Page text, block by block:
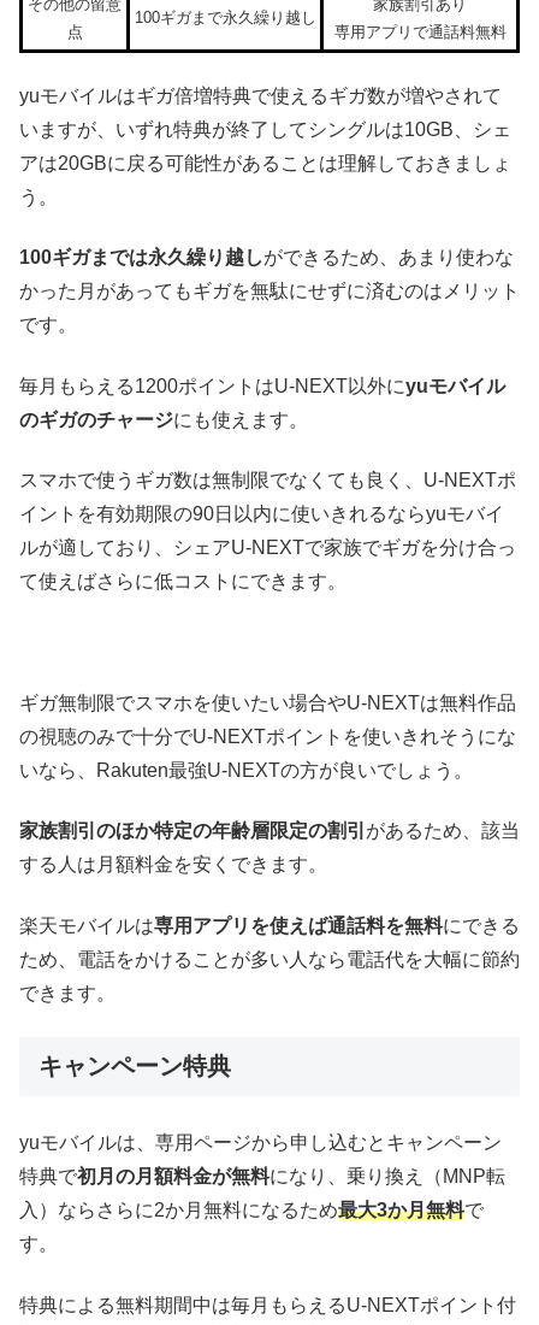
その他の留意
点
100ギガまで永久繰り越し
家族割引あり
専用アプリで通話料無料
yuモバイルはギガ倍増特典で使えるギガ数が増やされて
いますが、いずれ特典が終了してシングルは10GB、シェ
アは20GBに戻る可能性があることは理解しておきましょ
う。
100ギガまでは永久繰り越しができるため、あまり使わな
かった月があってもギガを無駄にせずに済むのはメリット
です。
毎月もらえる1200ポイントはU-NEXT以外にyuモバイル
のギガのチャージにも使えます。
スマホで使うギガ数は無制限でなくても良く、U-NEXTポ
イントを有効期限の90日以内に使いきれるならyuモバイ
ルが適しており、シェアU-NEXTで家族でギガを分け合っ
て使えばさらに低コストにできます。
ギガ無制限でスマホを使いたい場合やU-NEXTは無料作品
の視聴のみで十分でU-NEXTポイントを使いきれそうにな
いなら、Rakuten最強U-NEXTの方が良いでしょう。
家族割引のほか特定の年齢層限定の割引 があるため、該当
する人は月額料金を安くできます。
楽天モバイルは専用アプリを使えば通話料を無料にできる
ため、電話をかけることが多い人なら電話代を大幅に節約
できます。
キャンペーン特典
yuモバイルは、専用ページから申し込むとキャンペーン
特典で初月の月額料金が無料になり、乗り換え（MNP転
入）ならさらに2か月無料になるため最大3か月無料で
す。
特典による無料期間中は毎月もらえるU-NEXTポイント付